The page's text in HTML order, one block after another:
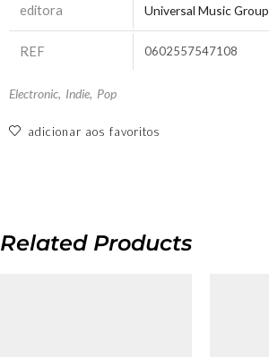
editora Universal Music Group
REF 0602557547108
Electronic, Indie, Pop
adicionar aos favoritos
Related Products